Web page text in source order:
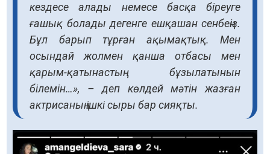
кездесе алады немесе басқа біреуге
ғашық болады дегенге ешқашан сенбеңіз.
Бұл барып тұрған ақымақтық. Мен
осындай жолмен қанша отбасы мен
қарым-қатынастың бұзылатынын
білемін…», – деп көлдей мәтін жазған
актрисаның ішкі сыры бар сияқты.